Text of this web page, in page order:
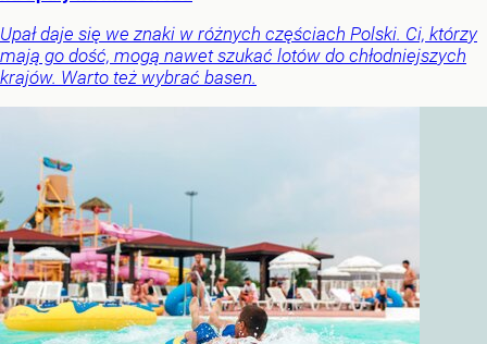
Upał daje się we znaki w różnych częściach Polski. Ci, którzy
mają go dość, mogą nawet szukać lotów do chłodniejszych
krajów. Warto też wybrać basen.